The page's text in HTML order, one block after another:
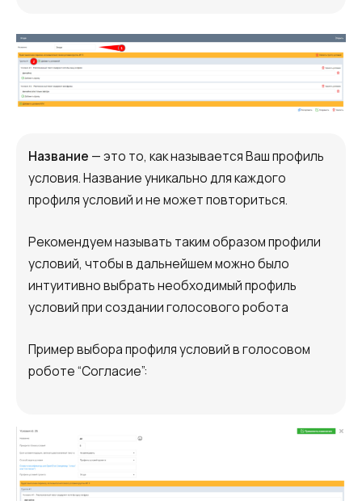
Название — это то, как называется Ваш профиль
условия. Название уникально для каждого
профиля условий и не может повториться.
Рекомендуем называть таким образом профили
условий, чтобы в дальнейшем можно было
интуитивно выбрать необходимый профиль
условий при создании голосового робота
Пример выбора профиля условий в голосовом
роботе “Согласие”: